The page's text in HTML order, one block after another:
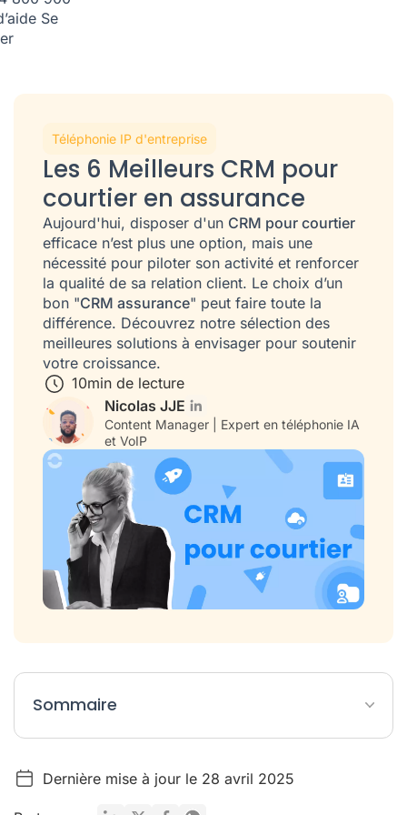
Se
Téléphonie IP d'entreprise
Les 6 Meilleurs CRM pour
courtier en assurance
Aujourd'hui, disposer d'un CRM pour courtier
efficace n’est plus une option, mais une
nécessité pour piloter son activité et renforcer
la qualité de sa relation client. Le choix d’un
bon "CRM assurance" peut faire toute la
différence. Découvrez notre sélection des
meilleures solutions à envisager pour soutenir
votre croissance.
10min de lecture
Nicolas JJE
Content Manager | Expert en téléphonie IA
et VoIP
Sommaire
Les meilleurs CRM courtier
L'importance d'intégrer ses logiciels
Dernière mise à jour le 28 avril 2025